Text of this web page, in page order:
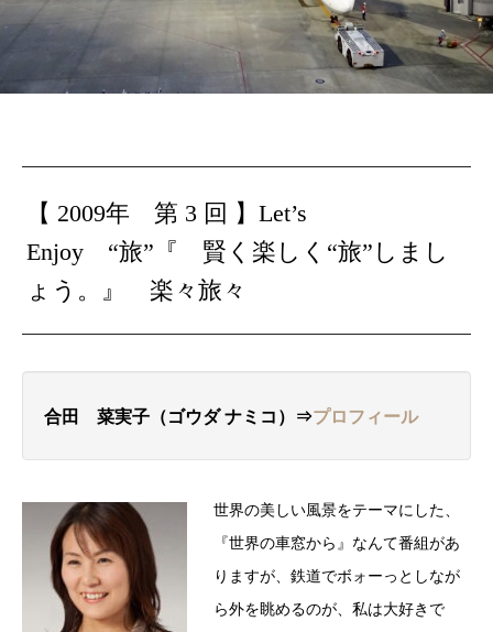
【 2009年 第 3 回 】Let’s
Enjoy “旅”『 賢く楽しく“旅”しまし
ょう。』 楽々旅々
合田 菜実子（ゴウダ ナミコ）⇒プロフィール
世界の美しい風景をテーマにした、
『世界の車窓から』なんて番組があ
りますが、鉄道でボォーっとしなが
ら外を眺めるのが、私は大好きで